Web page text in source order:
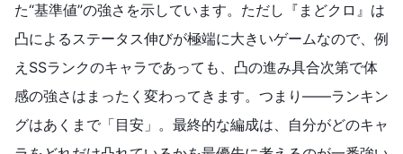
た“基準値”の強さを示しています。ただし『まどクロ』は
凸によるステータス伸びが極端に大きいゲームなので、例
えSSランクのキャラであっても、凸の進み具合次第で体
感の強さはまったく変わってきます。つまり——ランキン
グはあくまで「目安」。最終的な編成は、自分がどのキャ